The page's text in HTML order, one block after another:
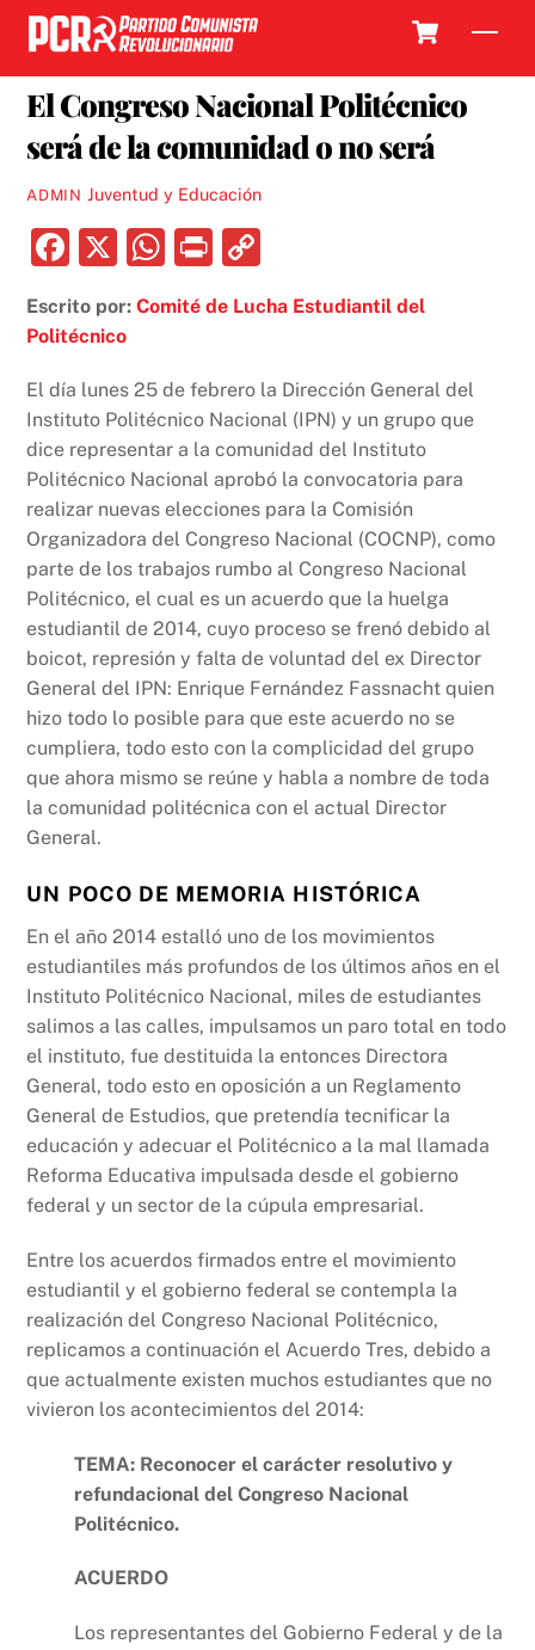
Skip
content
El Congreso Nacional Politécnico
será de la comunidad o no será
ADMIN Juventud y Educación
F
c
b
o
o
k
X
W
at
A
p
p
P
nt p
Li
n
k
Escrito por:Comité de Lucha Estudiantil del
Politécnico
El día lunes 25 de febrero la Dirección General del
Instituto Politécnico Nacional (IPN) y un grupo que
dice representar a la comunidad del Instituto
Politécnico Nacional aprobó la convocatoria para
realizar nuevas elecciones para la Comisión
Organizadora del Congreso Nacional (COCNP), como
parte de los trabajos rumbo al Congreso Nacional
Politécnico, el cual es un acuerdo que la huelga
estudiantil de 2014, cuyo proceso se frenó debido al
boicot, represión y falta de voluntad del ex Director
General del IPN: Enrique Fernández Fassnacht quien
hizo todo lo posible para que este acuerdo no se
cumpliera, todo esto con la complicidad del grupo
que ahora mismo se reúne y habla a nombre de toda
la comunidad politécnica con el actual Director
General.
UN POCO DE MEMORIA HISTÓRICA
En el año 2014 estalló uno de los movimientos
estudiantiles más profundos de los últimos años en el
Instituto Politécnico Nacional, miles de estudiantes
salimos a las calles, impulsamos un paro total en todo
el instituto, fue destituida la entonces Directora
General, todo esto en oposición a un Reglamento
General de Estudios, que pretendía tecnificar la
educación y adecuar el Politécnico a la mal llamada
Reforma Educativa impulsada desde el gobierno
federal y un sector de la cúpula empresarial.
Entre los acuerdos firmados entre el movimiento
estudiantil y el gobierno federal se contempla la
realización del Congreso Nacional Politécnico,
replicamos a continuación el Acuerdo Tres, debido a
que actualmente existen muchos estudiantes que no
vivieron los acontecimientos del 2014:
TEMA: Reconocer el carácter resolutivo y
refundacional del Congreso Nacional
Politécnico.
ACUERDO
Los representantes del Gobierno Federal y de la